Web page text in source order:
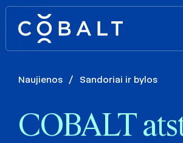
Naujienos / Sandoriai ir bylos
COBALT